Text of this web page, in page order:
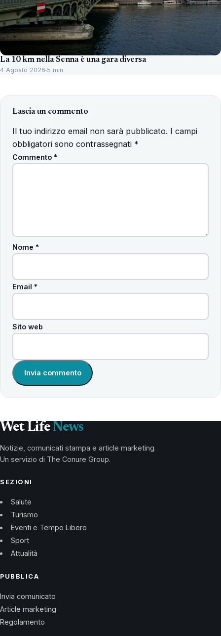
La 10 km nella Senna è una gara diversa
4 Agosto 2026 5 min
Lascia un commento
Il tuo indirizzo email non sarà pubblicato. I campi
obbligatori sono contrassegnati *
Commento *
Nome *
Email *
Sito web
Wet Life News
Notizie, comunicati stampa e article marketing.
Un servizio di The Conure Group.
SEZIONI
Salute
Turismo
Eventi e Tempo Libero
Sport
Attualità
PUBBLICA
Invia comunicato
Article marketing
Regolamento